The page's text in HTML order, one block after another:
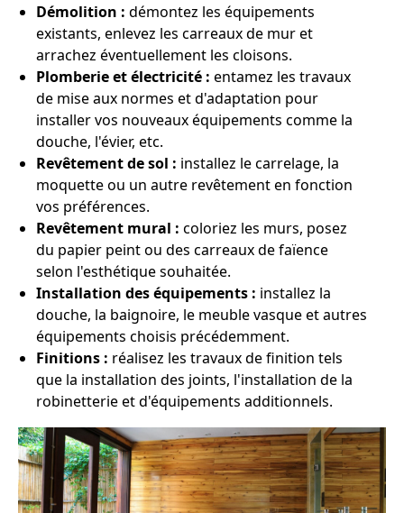
Démolition : démontez les équipements
existants, enlevez les carreaux de mur et
arrachez éventuellement les cloisons.
Plomberie et électricité : entamez les travaux
de mise aux normes et d'adaptation pour
installer vos nouveaux équipements comme la
douche, l'évier, etc.
Revêtement de sol : installez le carrelage, la
moquette ou un autre revêtement en fonction
vos préférences.
Revêtement mural : coloriez les murs, posez
du papier peint ou des carreaux de faïence
selon l'esthétique souhaitée.
Installation des équipements : installez la
douche, la baignoire, le meuble vasque et autres
équipements choisis précédemment.
Finitions : réalisez les travaux de finition tels
que la installation des joints, l'installation de la
robinetterie et d'équipements additionnels.